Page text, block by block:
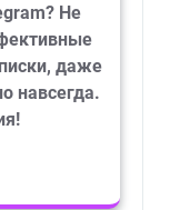
Не
даже
навсегда.